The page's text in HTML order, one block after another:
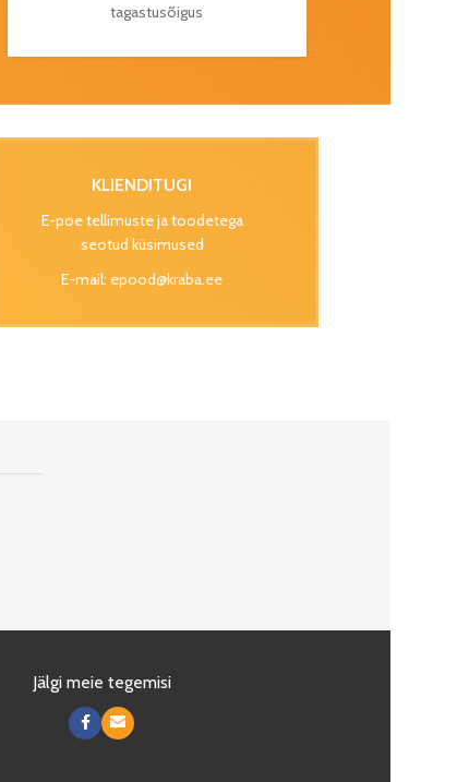
tagastusõigus
KLIENDITUGI
E-poe tellimuste ja toodetega
seotud küsimused
E-mail: epood@kraba.ee
Jälgi meie tegemisi